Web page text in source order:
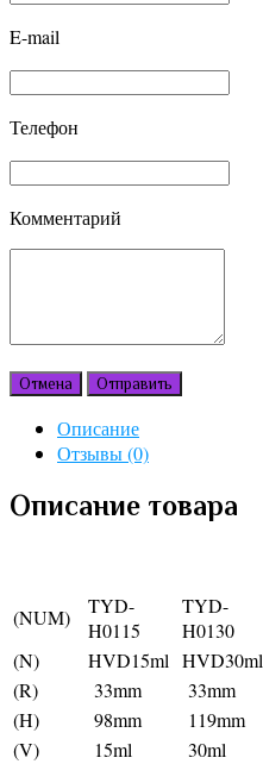
E-mail
Телефон
Комментарий
Отмена Отправить
Описание
Отзывы (0)
Описание товара
(NUM)
TYD-
H0115
TYD-
H0130
(N)
HVD15ml HVD30ml
(R)
33mm 33mm
(H)
98mm 119mm
(V)
15ml 30ml